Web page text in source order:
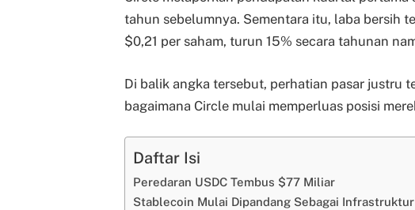
tahun sebelumnya. Sementara itu, laba bersih
$0,21 per saham, turun 15% secara tahunan
Di balik angka tersebut, perhatian pasar justru
bagaimana Circle mulai memperluas posisi
Daftar Isi
Peredaran USDC Tembus $77 Miliar
Stablecoin Mulai Dipandang Sebagai